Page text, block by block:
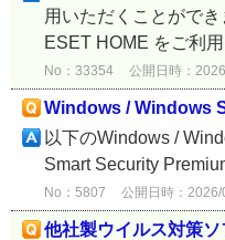
用いただくことがで
ESET HOME をご利
No：33354 公開日時：
Windows / Windows
以下のWindows /
Smart Security
No：5807 公開日時：
他社製ウイルス対策